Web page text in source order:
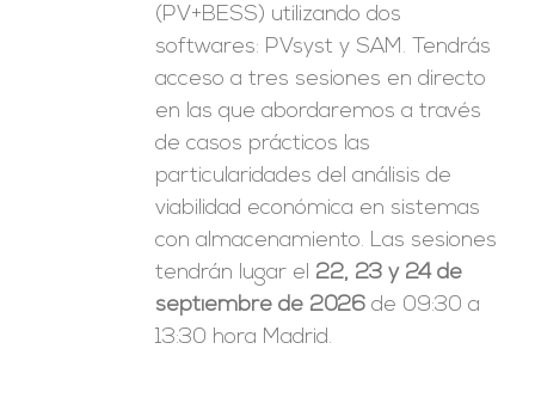
(PV+BESS) utilizando dos
softwares: PVsyst y SAM. Tendrás
acceso a tres sesiones en directo
en las que abordaremos a través
de casos prácticos las
particularidades del análisis de
viabilidad económica en sistemas
con almacenamiento. Las sesiones
tendrán lugar el 22, 23 y 24 de
septiembre de 2026 de 09:30 a
13:30 hora Madrid.